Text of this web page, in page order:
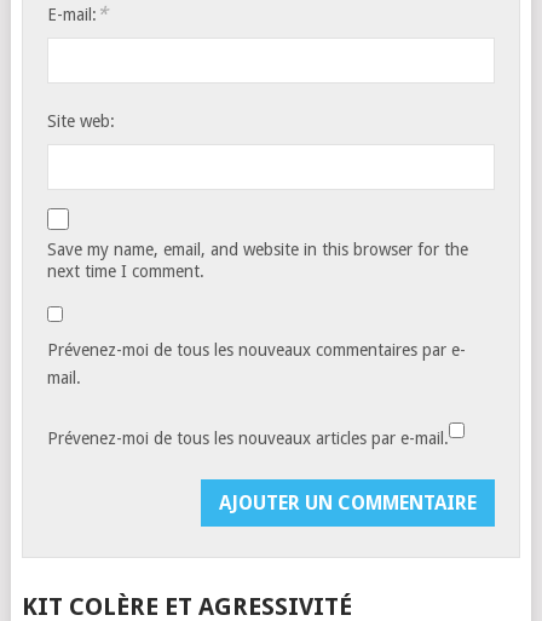
E-mail: *
Site web:
Save my name, email, and website in this browser for the
next time I comment.
Prévenez-moi de tous les nouveaux commentaires par e-
mail.
Prévenez-moi de tous les nouveaux articles par e-mail.
KIT COLÈRE ET AGRESSIVITÉ